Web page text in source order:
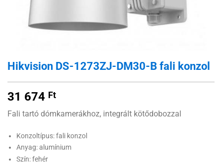
Hikvision DS-1273ZJ-DM30-B fali konzol
31 674 Ft
Fali tartó dómkamerákhoz, integrált kötődobozzal
Konzoltípus: fali konzol
Anyag: alumínium
Szín: fehér